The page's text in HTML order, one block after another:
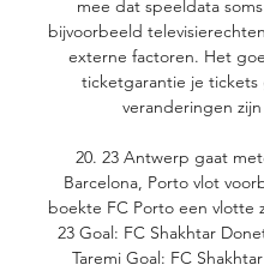
mee dat speeldata
bijvoorbeeld
externe factoren. Het
ticketgarantie je tickets
veranderingen
20. 23 Antwerp gaat
Barcelona, Porto vlot
boekte FC Porto een vlotte
23 Goal: FC Shakhtar
Taremi Goal: FC